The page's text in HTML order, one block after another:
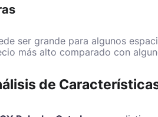
ser grande para algunos
más alto comparado con
de